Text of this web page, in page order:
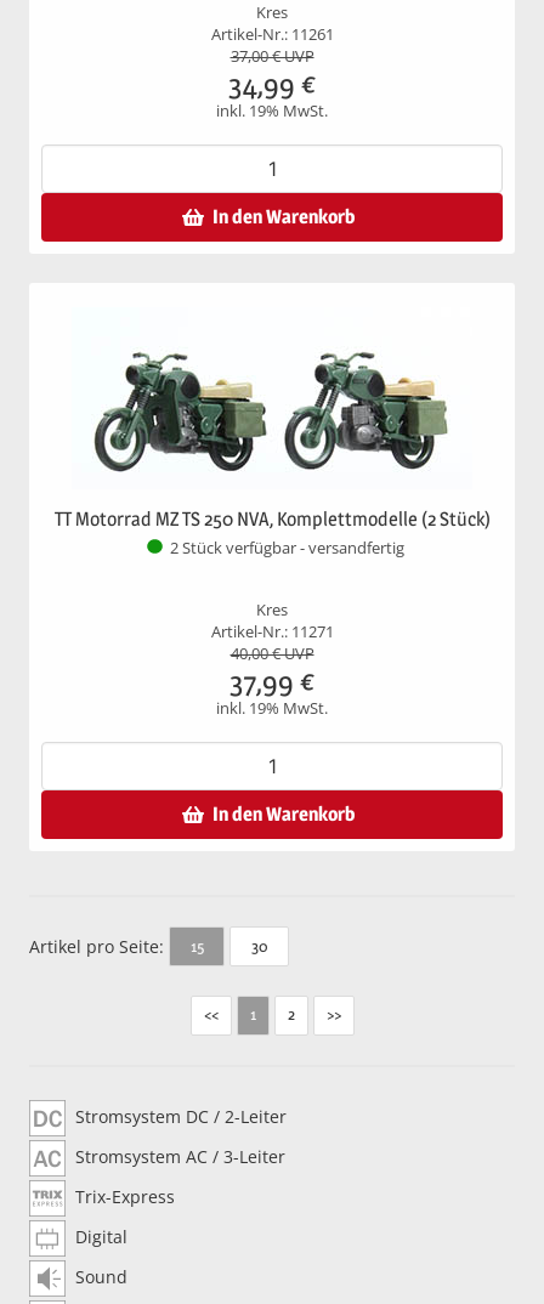
Kres
Artikel-Nr.: 11261
37,00€ UVP
34,99 €
inkl. 19% MwSt.
In den Warenkorb
TT Motorrad MZ TS 250 NVA, Komplettmodelle (2 Stück)
2 Stück verfügbar - versandfertig
Kres
Artikel-Nr.: 11271
40,00€ UVP
37,99 €
inkl. 19% MwSt.
In den Warenkorb
Artikel pro Seite: 15 30
<< 1 2 >>
Stromsystem DC / 2-Leiter
Stromsystem AC / 3-Leiter
Trix-Express
Digital
Sound